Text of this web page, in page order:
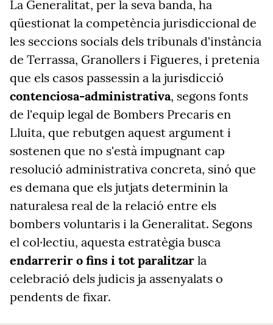
La Generalitat, per la seva banda, ha
qüestionat la competència jurisdiccional de
les seccions socials dels tribunals d'instància
de Terrassa, Granollers i Figueres, i pretenia
que els casos passessin a la jurisdicció
contenciosa-administrativa, segons fonts
de l'equip legal de Bombers Precaris en
Lluita, que rebutgen aquest argument i
sostenen que no s'està impugnant cap
resolució administrativa concreta, sinó que
es demana que els jutjats determinin la
naturalesa real de la relació entre els
bombers voluntaris i la Generalitat. Segons
el col·lectiu, aquesta estratègia busca
endarrerir o fins i tot paralitzar la
celebració dels judicis ja assenyalats o
pendents de fixar.